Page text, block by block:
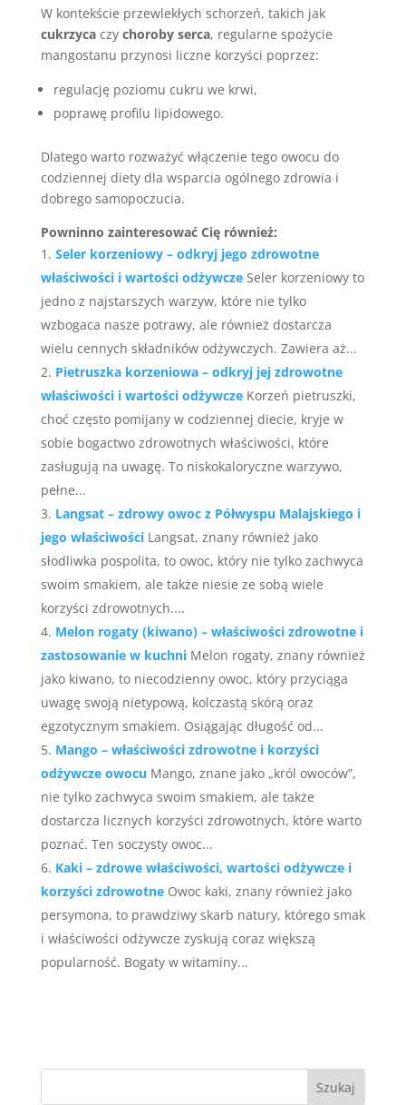
W kontekście przewlekłych schorzeń, takich jak
cukrzycaczy choroby serca, regularne spożycie
mangostanu przynosi liczne korzyści poprzez:
regulację poziomu cukru we krwi,
poprawę profilu lipidowego.
Dlatego warto rozważyć włączenie tego owocu do
codziennej diety dla wsparcia ogólnego zdrowia i
dobrego samopoczucia.
Powninno zainteresować Cię również:
Seler korzeniowy – odkryj jego zdrowotne
właściwości i wartości odżywcze Seler korzeniowy to
jedno z najstarszych warzyw, które nie tylko
wzbogaca nasze potrawy, ale również dostarcza
wielu cennych składników odżywczych. Zawiera aż...
Pietruszka korzeniowa – odkryj jej zdrowotne
właściwości i wartości odżywcze Korzeń pietruszki,
choć często pomijany w codziennej diecie, kryje w
sobie bogactwo zdrowotnych właściwości, które
zasługują na uwagę. To niskokaloryczne warzywo,
pełne...
Langsat – zdrowy owoc z Półwyspu Malajskiego i
jego właściwości Langsat, znany również jako
słodliwka pospolita, to owoc, który nie tylko zachwyca
swoim smakiem, ale także niesie ze sobą wiele
korzyści zdrowotnych....
Melon rogaty (kiwano) – właściwości zdrowotne i
zastosowanie w kuchni Melon rogaty, znany również
jako kiwano, to niecodzienny owoc, który przyciąga
uwagę swoją nietypową, kolczastą skórą oraz
egzotycznym smakiem. Osiągając długość od...
Mango – właściwości zdrowotne i korzyści
odżywcze owocu Mango, znane jako „król owoców”,
nie tylko zachwyca swoim smakiem, ale także
dostarcza licznych korzyści zdrowotnych, które warto
poznać. Ten soczysty owoc...
Kaki – zdrowe właściwości, wartości odżywcze i
korzyści zdrowotne Owoc kaki, znany również jako
persymona, to prawdziwy skarb natury, którego smak
i właściwości odżywcze zyskują coraz większą
popularność. Bogaty w witaminy...